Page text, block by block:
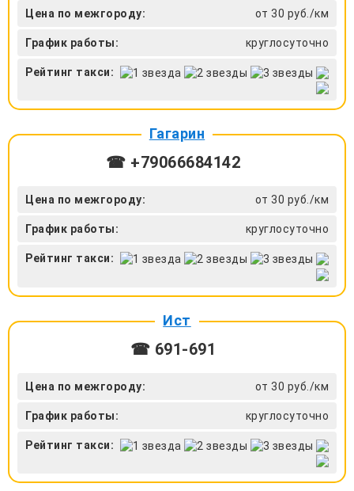
Цена по межгороду: от 30 руб./км
График работы: круглосуточно
Рейтинг такси:
Гагарин
☎ +79066684142
Цена по межгороду: от 30 руб./км
График работы: круглосуточно
Рейтинг такси:
Ист
☎ 691-691
Цена по межгороду: от 30 руб./км
График работы: круглосуточно
Рейтинг такси: